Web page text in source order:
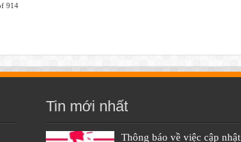
914
Tin mới nhất
Thông báo về việc cập nhật